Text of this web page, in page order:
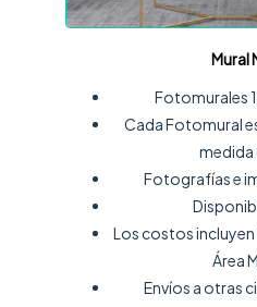
Mural
Fotomurales
Cada Fotomural
medida
Fotografías e
Los costos incluyen
Área
Envíos a otras